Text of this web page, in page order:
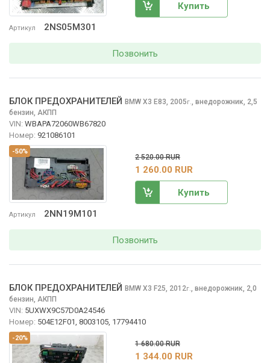
Артикул 2NS05M301
Купить
Позвонить
-50%
Артикул 2NN19M101
БЛОК ПРЕДОХРАНИТЕЛЕЙ BMW X3 E83, 2005г. внедорожник, 2,5
бензин, АКПП
VIN: WBAPA72060WB67820
Номер: 921086101
2 520.00 RUR
1 260.00 RUR
Купить
Позвонить
-20%
БЛОК ПРЕДОХРАНИТЕЛЕЙ BMW X3 F25, 2012г., внедорожник, 2,0
бензин, АКПП
VIN: 5UXWX9C57D0A24546
Номер: 504E12F01, 8003105, 17794410
1 680.00 RUR
1 344.00 RUR